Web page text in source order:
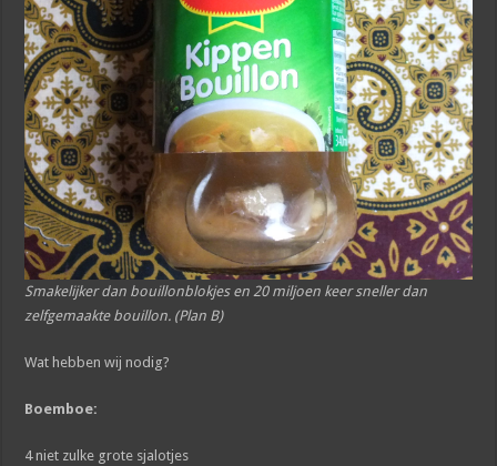
Smakelijker dan bouillonblokjes en 20 miljoen keer sneller dan
zelfgemaakte bouillon. (Plan B)
Wat hebben wij nodig?
Boemboe:
4 niet zulke grote sjalotjes